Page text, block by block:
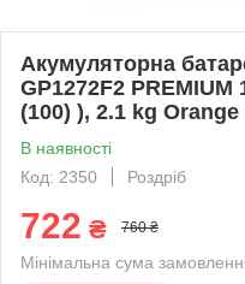
Акумуляторна
GP1272F2 PREMIUM
(100) ), 2.1 kg Orange
В наявності
Код: 2350
Роздріб
722 ₴ 760 ₴
Мінімальна сума